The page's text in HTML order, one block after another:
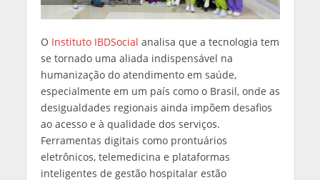
O Instituto IBDSocial analisa que a tecnologia tem
se tornado uma aliada indispensável na
humanização do atendimento em saúde,
especialmente em um país como o Brasil, onde as
desigualdades regionais ainda impõem desafios
ao acesso e à qualidade dos serviços.
Ferramentas digitais como prontuários
eletrônicos, telemedicina e plataformas
inteligentes de gestão hospitalar estão